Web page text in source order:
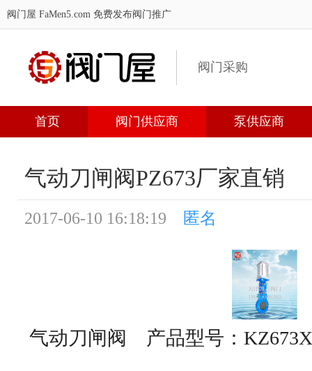
阀门屋 FaMen5.com 免费发布阀门推广
阀门采购
首页 阀门供应商 泵供应商
气动刀闸阀PZ673厂家直销
2017-06-10 16:18:19 匿名
气动刀闸阀 产品型号：